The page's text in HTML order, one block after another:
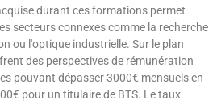
durant ces formations permet
secteurs connexes comme la recherche
ou l'optique industrielle. Sur le plan
des perspectives de rémunération
pouvant dépasser 3000€ mensuels en
pour un titulaire de BTS. Le taux